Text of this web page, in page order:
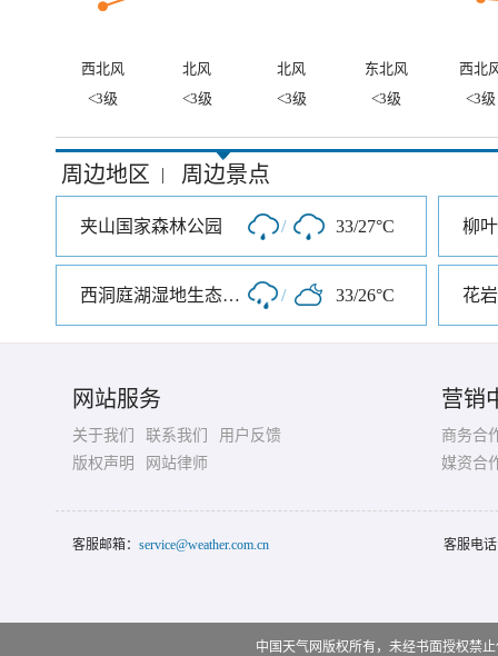
西北风 北风 北风 东北风
西北
<3级
<3级 <3级 <3级 <3级
周边地区 | 周边景点
夹山国家森林公园 / 33/27°C 柳
西洞庭湖湿地生态旅游风景区 / 33/26°C 花
网站服务
关于我们 联系我们
用户反馈
版权声明
网站律师
营销
商务合
媒资合
客服邮箱： service@weather.com.cn 客服电
中国天气网版权所有，未经书面授权